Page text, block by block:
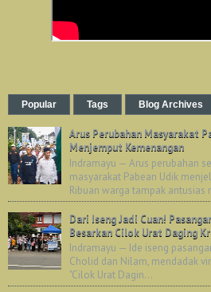
Popular Tags Blog Archives
Arus Perubahan Masyarakat
Menjemput Kemenangan
Indramayu — Arus perubahan
masyarakat Pabean Udik
Ribuan warga tampak antusias
Dari Iseng Jadi Cuan!
Besarkan Cilok Urat Daging
Indramayu — Ide iseng
Cholid dan Nilam, mendadak
"Cilok Urat Dagin...